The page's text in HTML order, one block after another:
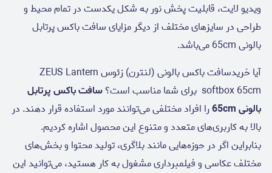
ویدیو لایت، قابلیت پخش نور به شکل یکدست در تمام محیط و
طراحی در سایز‌های مختلف از دیگر مزایای سافت باکس پرتابل
بالونی 65cm می‌باشد.
آیا خریدسافت باکس بالونی (لنترن) زئوس ZEUS Lantern
softbox 65cm برای شما مناسب است؟
سافت باکس پرتابل
بالونی 65cm
را افراد مختلفی می‌توانند مورد استفاده قرار دهند. در
بالا به کاربری‌های متعدد و متنوع این محصول اشاره کردیم.
بنابراین اگر در حوزه‌هایی مانند بلاگری، تولید محتوا و بخش‌های
مختلف عکاسی و فیلمبرداری مشغول به کار هستید، می‌توانید این